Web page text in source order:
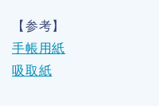
【参考】
手帳用紙
吸取紙